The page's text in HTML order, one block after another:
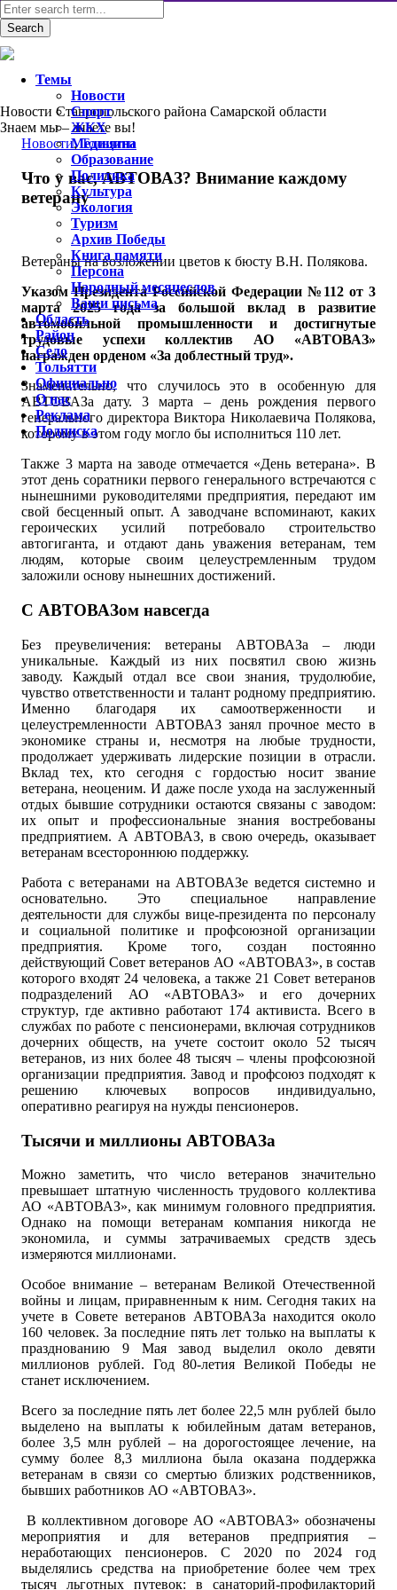
Новости Ставропольского района Самарской области
Знаем мы – знаете вы!
Новости,Тольятти
Что у вас, АВТОВАЗ? Внимание каждому
ветерану
Ветераны на возложении цветов к бюсту В.Н. Полякова.
Указом Президента Российской Федерации №112 от 3
марта 2025 года за большой вклад в развитие
автомобильной промышленности и достигнутые
трудовые успехи коллектив АО «АВТОВАЗ»
награжден орденом «За доблестный труд».
Знаменательно, что случилось это в особенную для
АВТОВАЗа дату. 3 марта – день рождения первого
генерального директора Виктора Николаевича Полякова,
которому в этом году могло бы исполниться 110 лет.
Также 3 марта на заводе отмечается «День ветерана». В
этот день соратники первого генерального встречаются с
нынешними руководителями предприятия, передают им
свой бесценный опыт. А заводчане вспоминают, каких
героических усилий потребовало строительство
автогиганта, и отдают дань уважения ветеранам, тем
людям, которые своим целеустремленным трудом
заложили основу нынешних достижений.
С АВТОВАЗом навсегда
Без преувеличения: ветераны АВТОВАЗа – люди
уникальные. Каждый из них посвятил свою жизнь
заводу. Каждый отдал все свои знания, трудолюбие,
чувство ответственности и талант родному предприятию.
Именно благодаря их самоотверженности и
целеустремленности АВТОВАЗ занял прочное место в
экономике страны и, несмотря на любые трудности,
продолжает удерживать лидерские позиции в отрасли.
Вклад тех, кто сегодня с гордостью носит звание
ветерана, неоценим. И даже после ухода на заслуженный
отдых бывшие сотрудники остаются связаны с заводом:
их опыт и профессиональные знания востребованы
предприятием. А АВТОВАЗ, в свою очередь, оказывает
ветеранам всестороннюю поддержку.
Работа с ветеранами на АВТОВАЗе ведется системно и
основательно. Это специальное направление
деятельности для службы вице-президента по персоналу
и социальной политике и профсоюзной организации
предприятия. Кроме того, создан постоянно
действующий Совет ветеранов АО «АВТОВАЗ», в состав
которого входят 24 человека, а также 21 Совет ветеранов
подразделений АО «АВТОВАЗ» и его дочерних
структур, где активно работают 174 активиста. Всего в
службах по работе с пенсионерами, включая сотрудников
дочерних обществ, на учете состоит около 52 тысяч
ветеранов, из них более 48 тысяч – члены профсоюзной
организации предприятия. Завод и профсоюз подходят к
решению ключевых вопросов индивидуально,
оперативно реагируя на нужды пенсионеров.
Тысячи и миллионы АВТОВАЗа
Можно заметить, что число ветеранов значительно
превышает штатную численность трудового коллектива
АО «АВТОВАЗ», как минимум головного предприятия.
Однако на помощи ветеранам компания никогда не
экономила, и суммы затрачиваемых средств здесь
измеряются миллионами.
Особое внимание – ветеранам Великой Отечественной
войны и лицам, приравненным к ним. Сегодня таких на
учете в Совете ветеранов АВТОВАЗа находится около
160 человек. За последние пять лет только на выплаты к
празднованию 9 Мая завод выделил около девяти
миллионов рублей. Год 80-летия Великой Победы не
станет исключением.
Всего за последние пять лет более 22,5 млн рублей было
выделено на выплаты к юбилейным датам ветеранов,
более 3,5 млн рублей – на дорогостоящее лечение, на
сумму более 8,3 миллиона была оказана поддержка
ветеранам в связи со смертью близких родственников,
бывших работников АО «АВТОВАЗ».
В коллективном договоре АО «АВТОВАЗ» обозначены
мероприятия и для ветеранов предприятия –
неработающих пенсионеров. С 2020 по 2024 год
выделялись средства на приобретение более чем трех
тысяч льготных путевок: в санаторий-профилакторий
Темы
Новости
Спорт
ЖКХ
Медицина
Образование
Политика
Культура
Экология
Туризм
Архив Победы
Книга памяти
Персона
Народный месяцеслов
Ваши письма
Область
Район
Село
Тольятти
Официально
О нас
Реклама
Подписка